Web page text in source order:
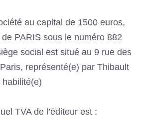
au capital de 1500 euros,
PARIS sous le numéro 882
social est situé au 9 rue des
représenté(e) par Thibault
TVA de l’éditeur est :